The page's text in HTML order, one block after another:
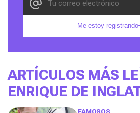
Me estoy registrando
ARTÍCULOS MÁS
ENRIQUE DE